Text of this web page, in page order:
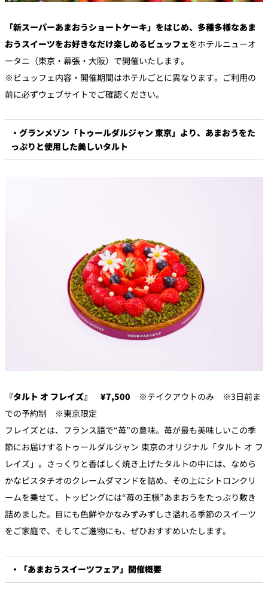
「新スーパーあまおうショートケーキ」をはじめ、多種多様なあま
おうスイーツをお好きなだけ楽しめるビュッフェをホテルニューオ
ータニ（東京・幕張・大阪）で開催いたします。
※ビュッフェ内容・開催期間はホテルごとに異なります。ご利用の
前に必ずウェブサイトでご確認ください。
・グランメゾン「トゥールダルジャン 東京」より、あまおうをた
っぷりと使用した美しいタルト
『タルト オ フレイズ』 ¥7,500 ※テイクアウトのみ ※3日前ま
での予約制 ※東京限定
フレイズとは、フランス語で“苺”の意味。苺が最も美味しいこの季
節にお届けするトゥールダルジャン 東京のオリジナル「タルト オ フ
レイズ」。さっくりと香ばしく焼き上げたタルトの中には、なめら
かなピスタチオのクレームダマンドを詰め、その上にシトロンクリ
ームを乗せて、トッピングには“苺の王様”あまおうをたっぷり敷き
詰めました。目にも色鮮やかなみずみずしさ溢れる季節のスイーツ
をご家庭で、そしてご進物にも、ぜひおすすめいたします。
・「あまおうスイーツフェア」開催概要